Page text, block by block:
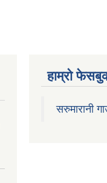
हाम्राे
सरुमारानी